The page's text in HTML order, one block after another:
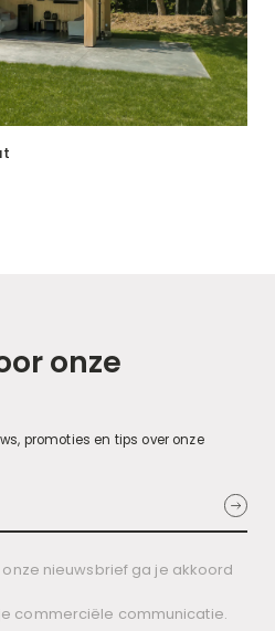
onze
promoties en tips over onze
nieuwsbrief ga je akkoord
commerciële communicatie.